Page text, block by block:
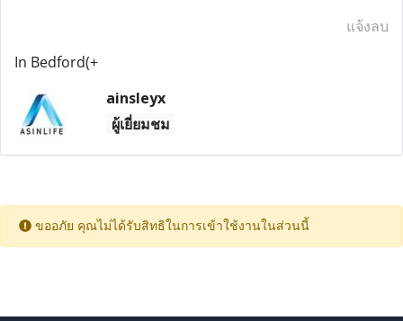
แจ้งลบ
In Bedford(+
ainsleyx
ผู้เยี่ยมชม
ขออภัย คุณไม่ได้รับสิทธิในการเข้าใช้งานในส่วนนี้